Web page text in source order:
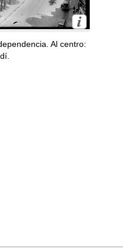
Al centro: